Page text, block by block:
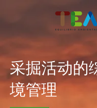
采掘活动的
境管理